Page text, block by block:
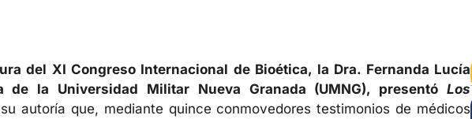
del XI Congreso Internacional de Bioética, la Dra. Fernanda Lucía
de la Universidad Militar Nueva Granada (UMNG), presentóLos
autoría que, mediante quince conmovedores testimonios de médicos